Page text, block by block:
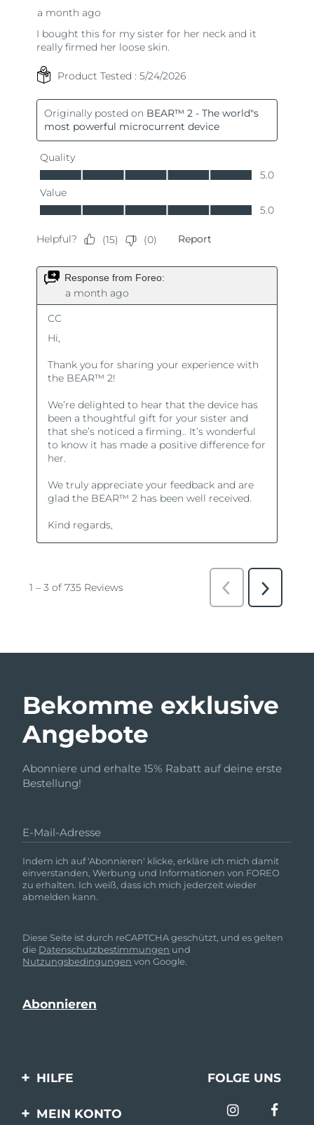
Bekomme exklusive
Angebote
Abonniere und erhalte 15% Rabatt auf deine erste
Bestellung!
E-Mail-Adresse
Indem ich auf 'Abonnieren' klicke, erkläre ich mich damit
einverstanden, Werbung und Informationen von FOREO
zu erhalten. Ich weiß, dass ich mich jederzeit wieder
abmelden kann.
Diese Seite ist durch reCAPTCHA geschützt, und es gelten
die Datenschutzbestimmungen und
Nutzungsbedingungen von Google.
HILFE
Kontaktiere uns
FOLGE UNS
MEIN KONTO